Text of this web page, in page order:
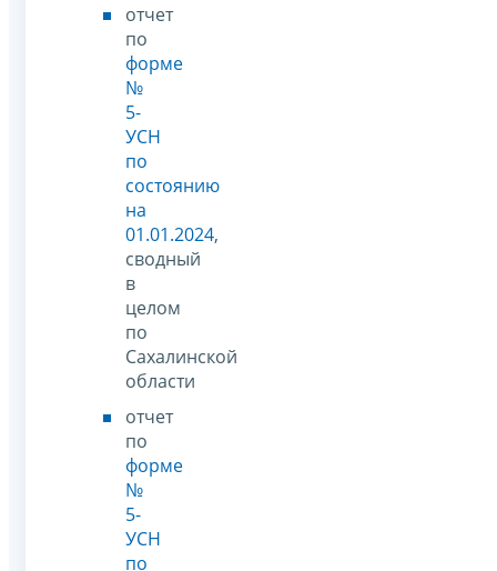
отчет
по
форме
№
5-
УСН
по
состоянию
на
01.01.2024,
сводный
в
целом
по
Сахалинской
области
отчет
по
форме
№
5-
УСН
по